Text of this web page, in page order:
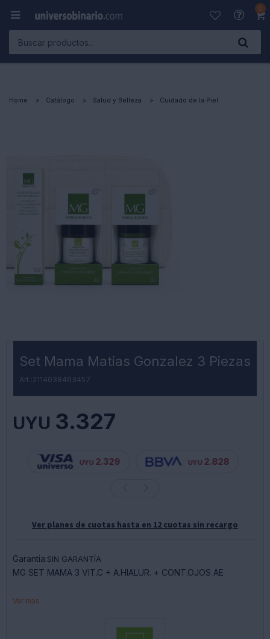
0

Home Catálogo Salud y Belleza Cuidado de la Piel
Set Mama Matias Gonzalez 3 Piezas
2114038463457
UYU 3.327
UYU 2.329 UYU 2.828
Ver planes de cuotas hasta en 12 cuotas sin recargo
Garantia:SIN GARANTÍA
MG SET MAMA 3 VIT.C + A.HIALUR. + CONT.OJOS AE
Enriquecidos
Ver mas